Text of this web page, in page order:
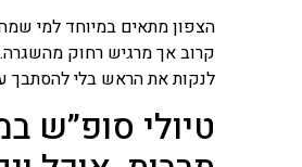
הצפון מתאים במיוחד למי
קרוב אך מרגיש רחוק
לנקות את הראש בלי להסתבך
טיולי סופ”ש